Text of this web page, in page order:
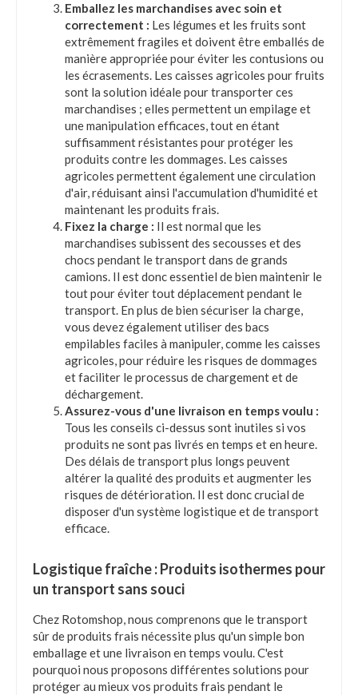
Emballez les marchandises avec soin et
correctement : Les légumes et les fruits sont
extrêmement fragiles et doivent être emballés de
manière appropriée pour éviter les contusions ou
les écrasements. Les caisses agricoles pour fruits
sont la solution idéale pour transporter ces
marchandises ; elles permettent un empilage et
une manipulation efficaces, tout en étant
suffisamment résistantes pour protéger les
produits contre les dommages. Les caisses
agricoles permettent également une circulation
d'air, réduisant ainsi l'accumulation d'humidité et
maintenant les produits frais.
Fixez la charge : Il est normal que les
marchandises subissent des secousses et des
chocs pendant le transport dans de grands
camions. Il est donc essentiel de bien maintenir le
tout pour éviter tout déplacement pendant le
transport. En plus de bien sécuriser la charge,
vous devez également utiliser des bacs
empilables faciles à manipuler, comme les caisses
agricoles, pour réduire les risques de dommages
et faciliter le processus de chargement et de
déchargement.
Assurez-vous d'une livraison en temps voulu :
Tous les conseils ci-dessus sont inutiles si vos
produits ne sont pas livrés en temps et en heure.
Des délais de transport plus longs peuvent
altérer la qualité des produits et augmenter les
risques de détérioration. Il est donc crucial de
disposer d'un système logistique et de transport
efficace.
Logistique fraîche : Produits isothermes pour
un transport sans souci
Chez Rotomshop, nous comprenons que le transport
sûr de produits frais nécessite plus qu'un simple bon
emballage et une livraison en temps voulu. C'est
pourquoi nous proposons différentes solutions pour
protéger au mieux vos produits frais pendant le